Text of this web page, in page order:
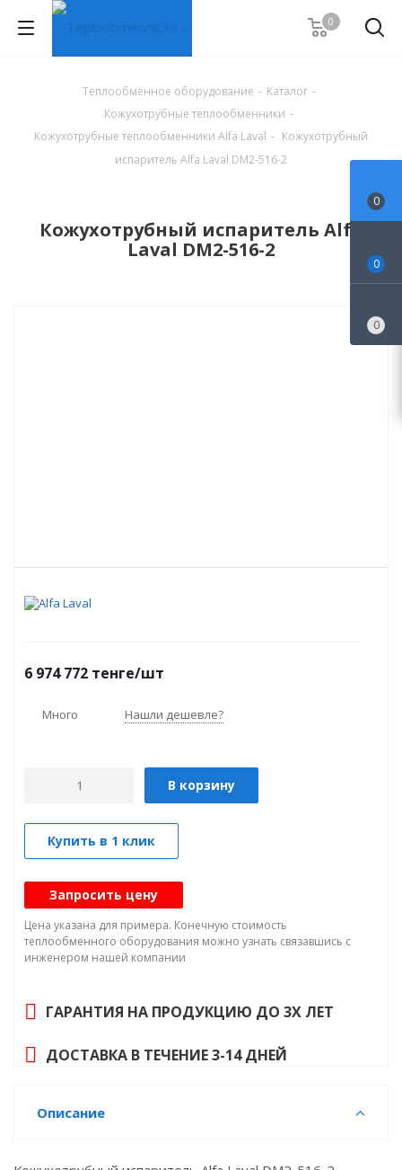
0
Теплообменное оборудование - Каталог -
Кожухотрубные теплообменники -
Кожухотрубные теплообменники Alfa Laval - Кожухотрубный
испаритель Alfa Laval DM2-516-2
Кожухотрубный испаритель Alfa
Laval DM2-516-2
6 974 772 тенге/шт
Много Нашли дешевле?
В корзину
Купить в 1 клик
Запросить цену
Цена указана для примера. Конечную стоимость
теплообменного оборудования можно узнать связавшись с
инженером нашей компании
ГАРАНТИЯ НА ПРОДУКЦИЮ ДО 3Х ЛЕТ
ДОСТАВКА В ТЕЧЕНИЕ 3-14 ДНЕЙ
Описание
0
0
0